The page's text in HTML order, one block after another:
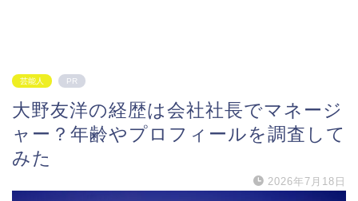
芸能人 PR
大野友洋の経歴は会社社長でマネージ
ャー？年齢やプロフィールを調査して
みた
2026年7月18日